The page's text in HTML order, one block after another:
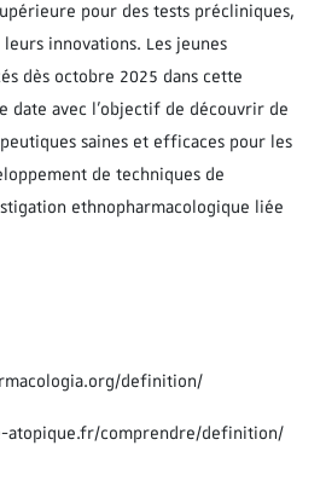
pour des tests précliniques,
innovations. Les jeunes
dès octobre 2025 dans cette
date avec l’objectif de découvrir de
saines et efficaces pour les
de techniques de
ethnopharmacologique liée
definition/
atopique.fr/comprendre/definition/